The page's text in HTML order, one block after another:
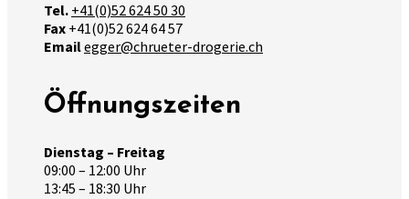
Tel. +41(0)52 624 50 30
Fax +41(0)52 624 64 57
Emailegger@chrueter-drogerie.ch
Öffnungszeiten
Dienstag – Freitag
09:00 – 12:00 Uhr
13:45 – 18:30 Uhr